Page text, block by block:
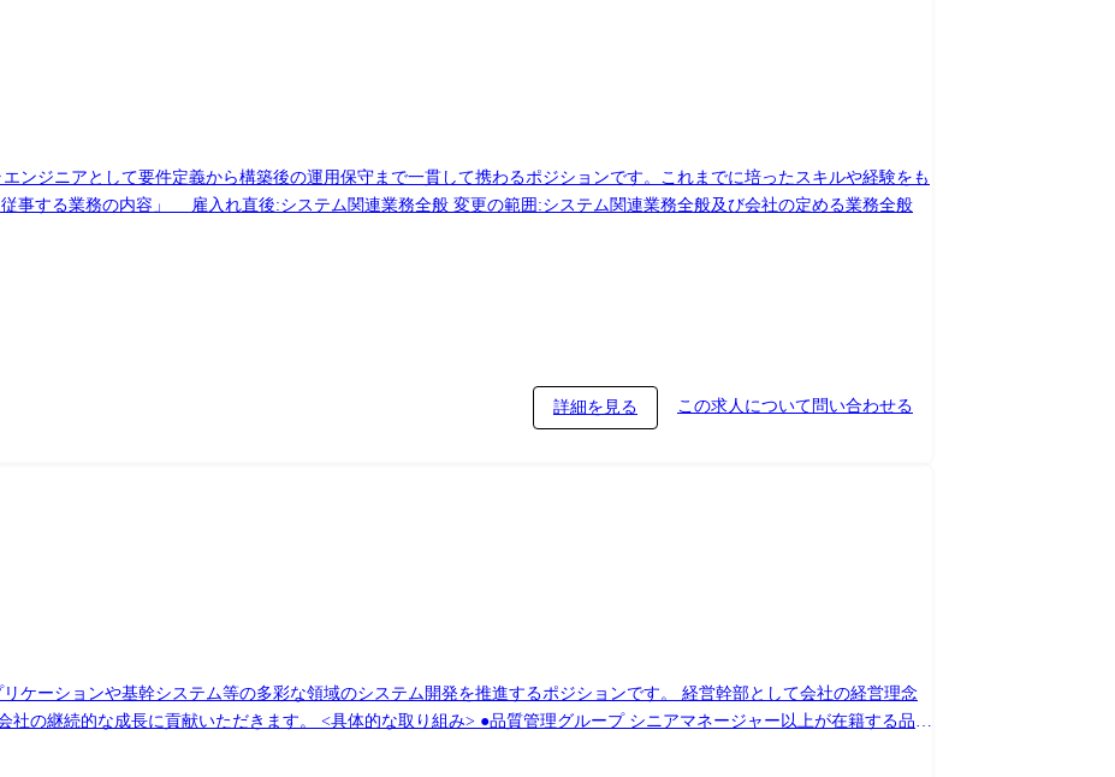
ンジニアとして要件定義から構築後の運用保守まで一貫して携わるポジションです。これまでに培ったスキルや経験をも
に、様々な業界のクライアントに貢献することが可能です。 「従事する業務の内容」 雇入れ直後:システム関連業務全般 変更の範囲:システム関連業務全般及び会社の定める業務全般
詳細を見る この求人について問い合わせる
ケーションや基幹システム等の多彩な領域のシステム開発を推進するポジションです。 経営幹部として会社の経営理念
取り組み> ●品質管理グループ シニアマネージャー以上が在籍する品質